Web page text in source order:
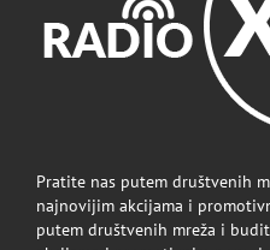
Pratite nas putem društvenih
najnovijim akcijama i
putem društvenih mreža i